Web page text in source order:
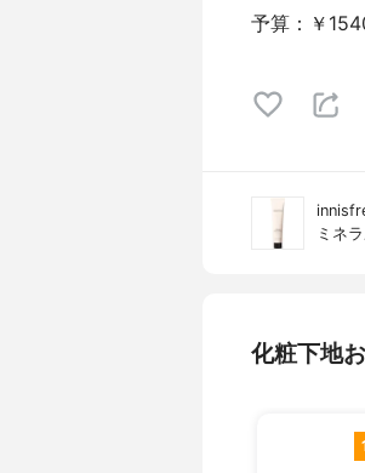
予算：￥
ミネ
化粧下地